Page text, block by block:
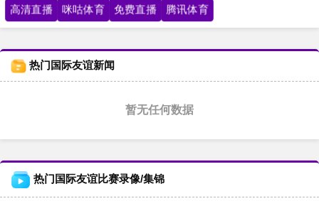
高清直播 咪咕体育 免费直播 腾讯体育
热门国际友谊新闻
暂无任何数据
热门国际友谊比赛录像/集锦